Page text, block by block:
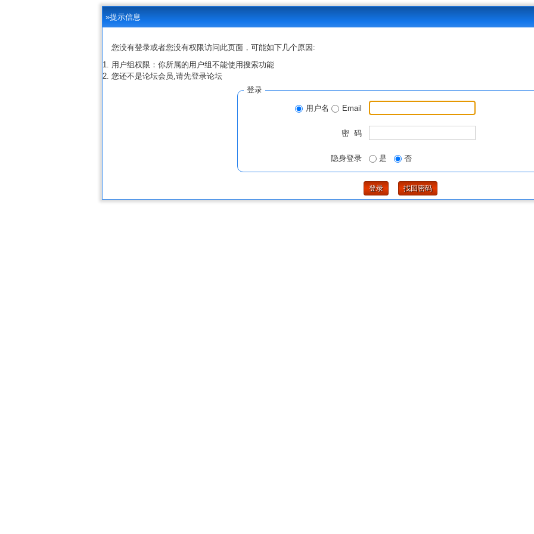
»提示信息
您没有登录或者您没有权限访问此页面，可能如下几个原因:
用户组权限：你所属的用户组不能使用搜索功能
您还不是论坛会员,请先登录论坛
登录
用户名 Email
密 码
隐身登录 是 否